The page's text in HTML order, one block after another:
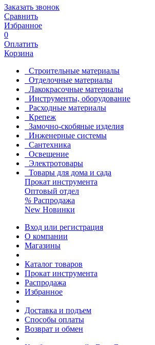
Заказать звонок
Сравнить
Избранное
0
Оплатить
Корзина
Строительные материалы
Отделочные материалы
Лакокрасочные материалы
Инструменты, оборудование
Расходные материалы
Крепеж
Замочно-скобяные изделия
Инженерные системы
Сантехника
Освещение
Электротовары
Товары для дома и сада
Прокат инструмента
Оптовый отдел
% Распродажа
New Новинки
Вход или регистрация
О компании
Магазины
Каталог товаров
Прокат инструмента
Распродажа
Избранное
Доставка и подъем
Способы оплаты
Возврат и обмен